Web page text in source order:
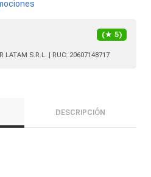
(★ 5)
LATAM S.R.L. | RUC: 20607148717
DESCRIPCIÓN